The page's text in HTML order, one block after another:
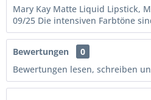
Mary Kay Matte Liquid Lipstick,
09/25 Die intensiven Farbtöne
Bewertungen
0
Bewertungen lesen, schreiben